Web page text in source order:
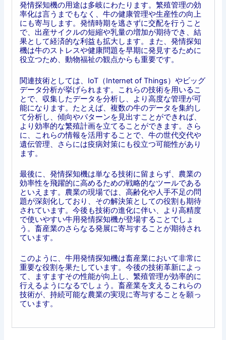
発情探知機の用途は多岐にわたります。繁殖管理の効
率化は言うまでもなく、牛の健康管理や生産性の向上
にも寄与します。発情時期を逃さずに交配を行うこと
で、出産サイクルの短縮や乳量の増加が期待でき、結
果として経済的な利益も拡大します。また、発情探知
機は牛のストレスや健康問題を早期に発見するために
役立つため、動物福祉の観点からも重要です。
関連技術としては、IoT（Internet of Things）やビッグ
データ分析が挙げられます。これらの技術を用いるこ
とで、収集したデータを分析し、より高度な管理が可
能になります。たとえば、複数の牛のデータを集約し
て分析し、傾向やパターンを見出すことができれば、
より効率的な繁殖計画を立てることができます。さら
に、これらの情報を活用することで、牛の世代交代や
遺伝管理、さらには疫病対策にも役立つ可能性があり
ます。
最後に、発情探知機は単なる技術に留まらず、農業の
効率性を飛躍的に高めるための戦略的なツールである
といえます。農業の現場では、高齢化や人手不足の問
題が深刻化しており、その解決策としての役割も期待
されています。今後も技術の進化に伴い、より高精度
で使いやすい牛用発情探知機が登場することでしょ
う。畜産業のさらなる発展に寄与することが期待され
ています。
このように、牛用発情探知機は畜産業において非常に
重要な役割を果たしています。今後の技術革新によっ
て、ますますその性能が向上し、繁殖管理が効率的に
行えるようになるでしょう。畜産業を支えるこれらの
技術が、持続可能な農業の実現に寄与することを願っ
ています。